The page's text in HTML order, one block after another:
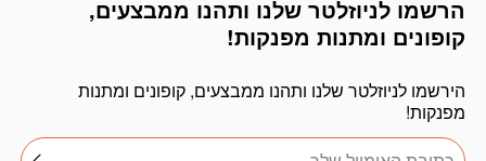
הרשמו לניוזלטר שלנו ותהנו ממבצעים,
קופונים ומתנות מפנקות!
הירשמו לניוזלטר שלנו ותהנו ממבצעים, קופונים ומתנות
מפנקות!
דוא׳׳ל